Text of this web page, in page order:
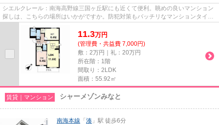
シエルクレール：南海高野線三国ヶ丘駅にも近くて便利。眺めの良いマンション
探しは、こちらの場所はいかがですか。防犯対策もバッチリなマンションタイプ
の物件です。敷地内にゴミ置...
11.3万円
(管理費・共益費 7,000円)
敷：2万円｜礼：20万円
所在階：1階
間取り：2LDK
面積：55.92㎡
賃貸｜マンション シャーメゾンみなと
南海本線 「 湊 」駅 徒歩6分